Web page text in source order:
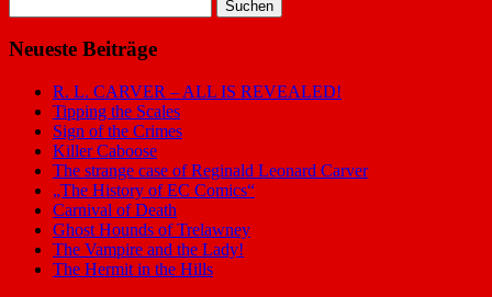
nach:
Neueste Beiträge
R. L. CARVER – ALL IS REVEALED!
Tipping the Scales
Sign of the Crimes
Killer Caboose
The strange case of Reginald Leonard Carver
„The History of EC Comics“
Carnival of Death
Ghost Hounds of Trelawney
The Vampire and the Lady!
The Hermit in the Hills